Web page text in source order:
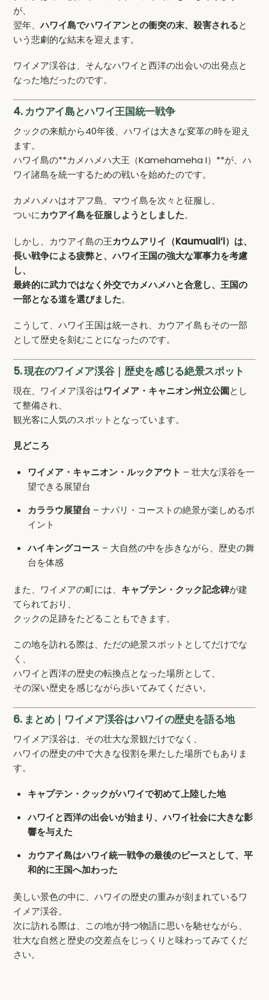
が、
翌年、ハワイ島でハワイアンとの衝突の末、殺害されると
いう悲劇的な結末を迎えます。
ワイメア渓谷は、そんなハワイと西洋の出会いの出発点と
なった地だったのです。
4. カウアイ島とハワイ王国統一戦争
クックの来航から40年後、ハワイは大きな変革の時を迎え
ます。
ハワイ島の**カメハメハ大王（Kamehameha I）**が、ハ
ワイ諸島を統一するための戦いを始めたのです。
カメハメハはオアフ島、マウイ島を次々と征服し、
ついにカウアイ島を征服しようとしました。
しかし、カウアイ島の王カウムアリイ（Kaumuali‘i）は、
長い戦争による疲弊と、ハワイ王国の強大な軍事力を考慮
し、
最終的に武力ではなく外交でカメハメハと合意し、王国の
一部となる道を選びました。
こうして、ハワイ王国は統一され、カウアイ島もその一部
として歴史を刻むことになったのです。
5. 現在のワイメア渓谷｜歴史を感じる絶景スポット
現在、ワイメア渓谷はワイメア・キャニオン州立公園とし
て整備され、
観光客に人気のスポットとなっています。
見どころ
ワイメア・キャニオン・ルックアウト – 壮大な渓谷を一
望できる展望台
カララウ展望台 – ナパリ・コーストの絶景が楽しめるポ
イント
ハイキングコース – 大自然の中を歩きながら、歴史の舞
台を体感
また、ワイメアの町には、 キャプテン・クック記念碑が建
てられており、
クックの足跡をたどることもできます。
この地を訪れる際は、ただの絶景スポットとしてだけでな
く、
ハワイと西洋の歴史の転換点となった場所として、
その深い歴史を感じながら歩いてみてください。
6. まとめ｜ワイメア渓谷はハワイの歴史を語る地
ワイメア渓谷は、その壮大な景観だけでなく、
ハワイの歴史の中で大きな役割を果たした場所でもありま
す。
キャプテン・クックがハワイで初めて上陸した地
ハワイと西洋の出会いが始まり、ハワイ社会に大きな影
響を与えた
カウアイ島はハワイ統一戦争の最後のピースとして、平
和的に王国へ加わった
美しい景色の中に、ハワイの歴史の重みが刻まれているワ
イメア渓谷。
次に訪れる際は、この地が持つ物語に思いを馳せながら、
壮大な自然と歴史の交差点をじっくりと味わってみてくだ
さい。